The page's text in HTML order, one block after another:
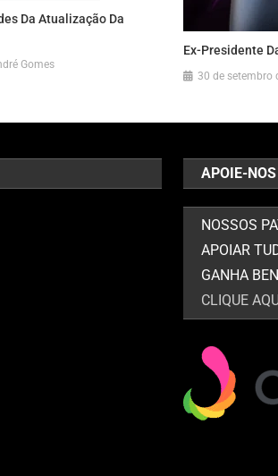
Da Atualização Da
Gomes
Ex-Presidente
30 de setembro
APOIE-
NOSSOS
APOIAR
GANHA
CLIQUE